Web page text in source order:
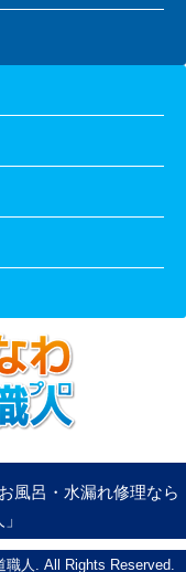
風呂・水漏れ修理なら
人. All Rights Reserved.